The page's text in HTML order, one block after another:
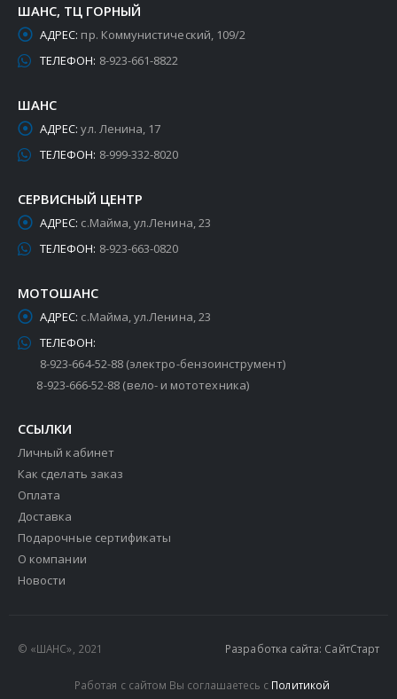
ШАНС, ТЦ ГОРНЫЙ
АДРЕС: пр. Коммунистический, 109/2
ТЕЛЕФОН: 8-923-661-8822
ШАНС
АДРЕС: ул. Ленина, 17
ТЕЛЕФОН: 8-999-332-8020
СЕРВИСНЫЙ ЦЕНТР
АДРЕС: с.Майма, ул.Ленина, 23
ТЕЛЕФОН: 8-923-663-0820
МОТОШАНС
АДРЕС: с.Майма, ул.Ленина, 23
ТЕЛЕФОН:
8-923-664-52-88 (электро-бензоинструмент)
8-923-666-52-88 (вело- и мототехника)
ССЫЛКИ
Личный кабинет
Как сделать заказ
Оплата
Доставка
Подарочные сертификаты
О компании
Новости
© «ШАНС», 2021 Разработка сайта: СайтСтарт
Работая с сайтом Вы соглашаетесь с Политикой